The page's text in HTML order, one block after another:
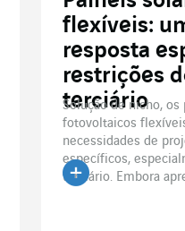
flexíveis:
resposta
restrições
terciário
Solução de nicho, os
fotovoltaicos
necessidades de
específicos,
terciário. Embora